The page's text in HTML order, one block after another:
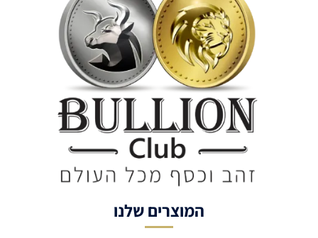
המוצרים שלנו